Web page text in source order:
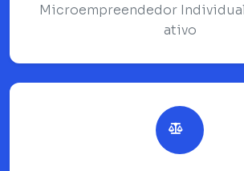
Microempreendedor
ativo